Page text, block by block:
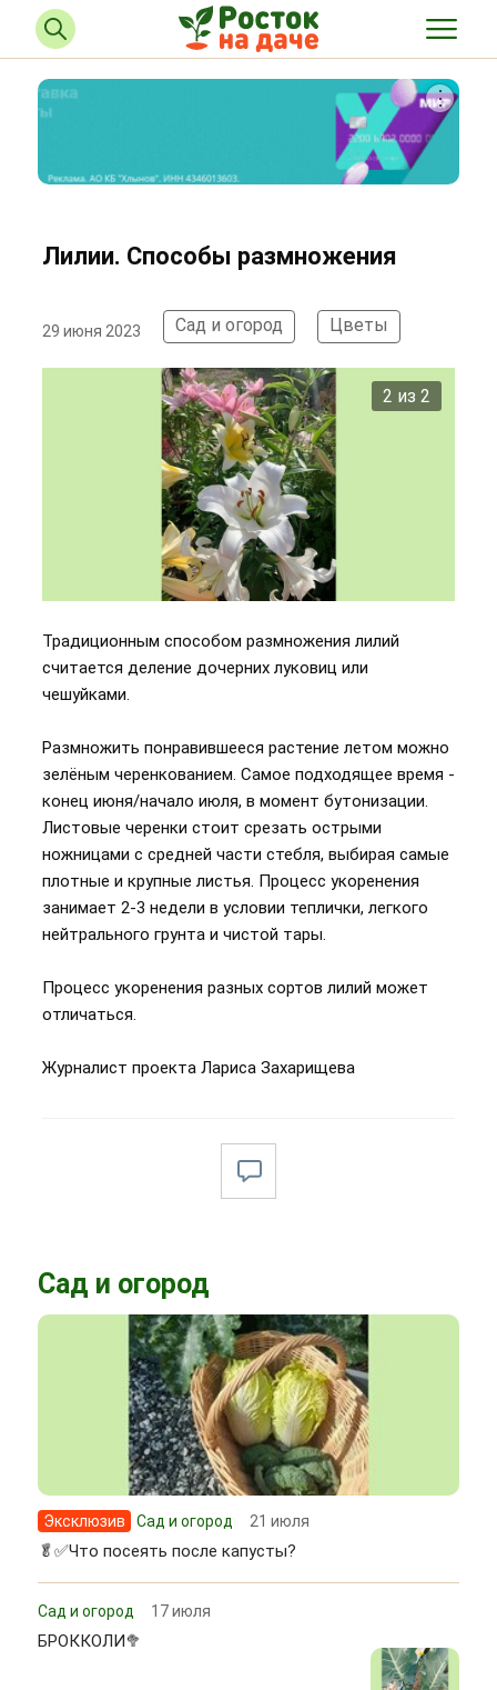
Лилии. Способы размножения
29 июня 2023 Сад и огород Цветы
2 из 2
Традиционным способом размножения лилий
считается деление дочерних луковиц или
чешуйками.
Размножить понравившееся растение летом можно
зелёным черенкованием. Самое подходящее время -
конец июня/начало июля, в момент бутонизации.
Листовые черенки стоит срезать острыми
ножницами с средней части стебля, выбирая самые
плотные и крупные листья. Процесс укоренения
занимает 2-3 недели в условии теплички, легкого
нейтрального грунта и чистой тары.
Процесс укоренения разных сортов лилий может
отличаться.
Журналист проекта Лариса Захарищева
Сад и огород
Эксклюзив Сад и огород 21 июля
🥬✅Что посеять после капусты?
Сад и огород 17 июля
БРОККОЛИ🥦